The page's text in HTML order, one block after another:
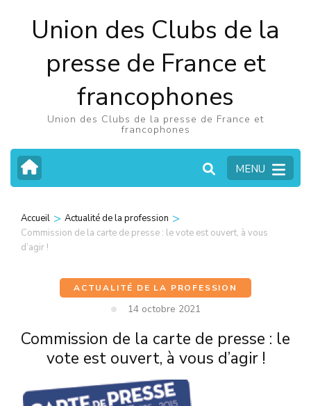
Union des Clubs de la
presse de France et
francophones
Union des Clubs de la presse de France et
francophones
MENU
Accueil > Actualité de la profession >
Commission de la carte de presse : le vote est ouvert, à vous
d’agir !
ACTUALITÉ DE LA PROFESSION
14 octobre 2021
Commission de la carte de presse : le
vote est ouvert, à vous d’agir !